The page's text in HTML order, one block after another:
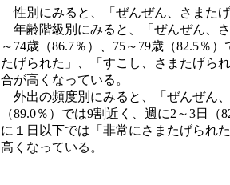
性別にみると、「ぜんぜん、さまた
年齢階級別にみると、「ぜんぜん、
～74歳（86.7％）、75～79歳（82.5％
たげられた」、「すこし、さまたげら
合が高くなっている。
外出の頻度別にみると、「ぜんぜん
（89.0％）では9割近く、週に2～3日
に１日以下では「非常にさまたげられ
高くなっている。